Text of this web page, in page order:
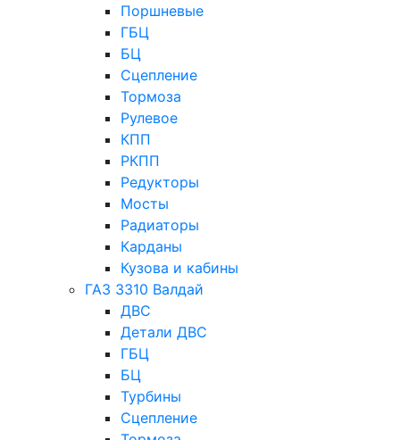
Поршневые
ГБЦ
БЦ
Сцепление
Тормоза
Рулевое
КПП
РКПП
Редукторы
Мосты
Радиаторы
Карданы
Кузова и кабины
ГАЗ 3310 Валдай
ДВС
Детали ДВС
ГБЦ
БЦ
Турбины
Сцепление